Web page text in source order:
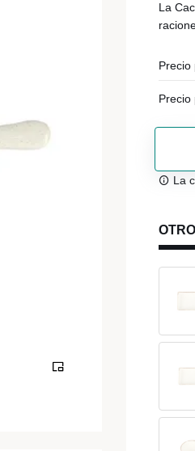
La
Precio
Precio
La